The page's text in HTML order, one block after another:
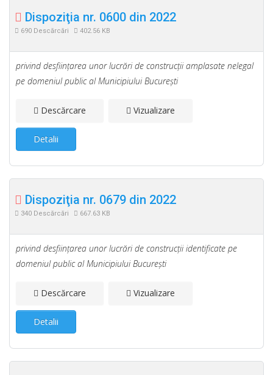
Dispoziţia nr. 0600 din 2022
690 Descărcări 402.56 KB
privind desfiinţarea unor lucrări de construcţii amplasate nelegal
pe domeniul public al Municipiului Bucureşti
Descărcare Vizualizare
Detalii
Dispoziţia nr. 0679 din 2022
340 Descărcări 667.63 KB
privind desfiinţarea unor lucrări de construcţii identificate pe
domeniul public al Municipiului Bucureşti
Descărcare Vizualizare
Detalii